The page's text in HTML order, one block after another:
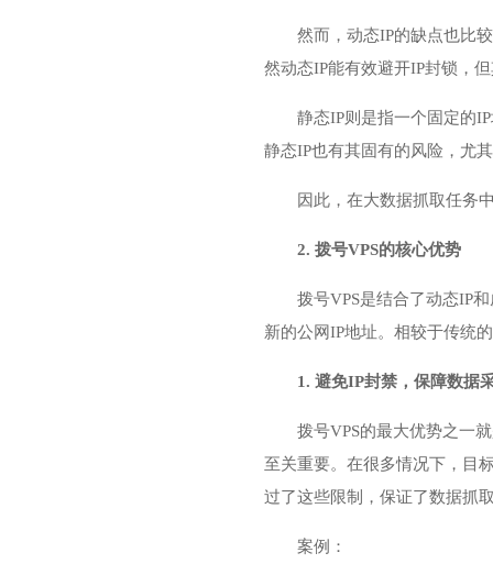
然而，动态IP的缺点也比
然动态IP能有效避开IP封锁，
静态IP则是指一个固定的
静态IP也有其固有的风险，尤
因此，在大数据抓取任务
2. 拨号VPS的核心优势
拨号VPS是结合了动态IP
新的公网IP地址。相较于传统
1. 避免IP封禁，保障数据
拨号VPS的最大优势之一
至关重要。在很多情况下，目
过了这些限制，保证了数据抓
案例：